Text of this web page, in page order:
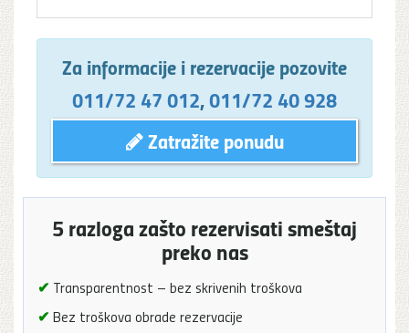
Za informacije i rezervacije pozovite
011/72 47 012,011/72 40 928
Zatražite ponudu
5 razloga zašto rezervisati smeštaj
preko nas
✔ Transparentnost – bez skrivenih troškova
✔ Bez troškova obrade rezervacije